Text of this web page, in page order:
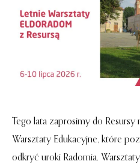
Tego lata zaprosimy do Resursy
Warsztaty Edukacyjne, które
odkryć uroki Radomia.